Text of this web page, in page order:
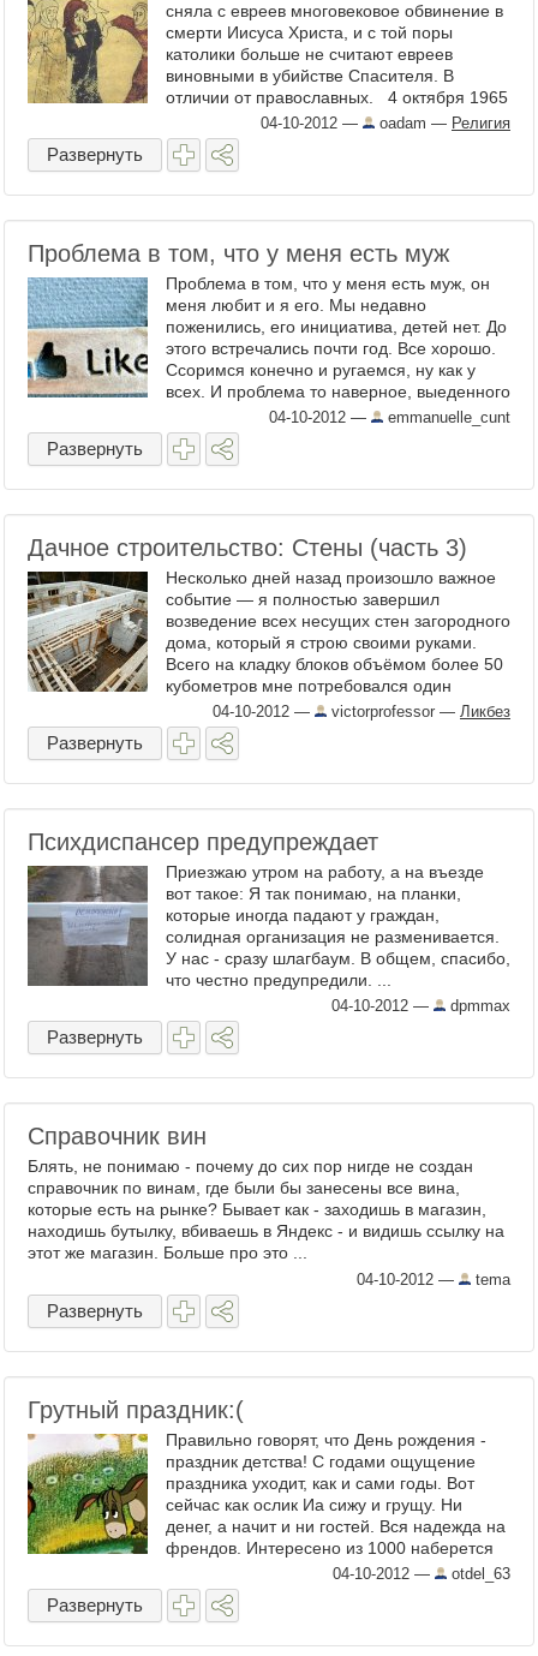
сняла с евреев многовековое обвинение в
смерти Иисуса Христа, и с той поры
католики больше не считают евреев
виновными в убийстве Спасителя. В
отличии от православных. 4 октября 1965
года, во время ...04-10-2012 — oadam — Религия
Развернуть
Проблема в том, что у меня есть муж
Проблема в том, что у меня есть муж, он
меня любит и я его. Мы недавно
поженились, его инициатива, детей нет. До
этого встречались почти год. Все хорошо.
Ссоримся конечно и ругаемся, ну как у
всех. И проблема то наверное, выеденного
яйца не стоит). ...04-10-2012 — emmanuelle_cunt
Развернуть
Дачное строительство: Стены (часть 3)
Несколько дней назад произошло важное
событие — я полностью завершил
возведение всех несущих стен загородного
дома, который я строю своими руками.
Всего на кладку блоков объёмом более 50
кубометров мне потребовался один
календарный месяц. ...
04-10-2012 — victorprofessor — Ликбез
Развернуть
Психдиспансер предупреждает
Приезжаю утром на работу, а на въезде
вот такое: Я так понимаю, на планки,
которые иногда падают у граждан,
солидная организация не разменивается.
У нас - сразу шлагбаум. В общем, спасибо,
что честно предупредили. ...
04-10-2012 — dpmmax
Развернуть
Справочник вин
Блять, не понимаю - почему до сих пор нигде не создан
справочник по винам, где были бы занесены все вина,
которые есть на рынке? Бывает как - заходишь в магазин,
находишь бутылку, вбиваешь в Яндекс - и видишь ссылку на
этот же магазин. Больше про это ...
04-10-2012 — tema
Развернуть
Грутный праздник:(
Правильно говорят, что День рождения -
праздник детства! С годами ощущение
праздника уходит, как и сами годы. Вот
сейчас как ослик Иа сижу и грущу. Ни
денег, а начит и ни гостей. Вся надежда на
френдов. Интересено из 1000 наберется
04-10-2012 — otdel_63
Развернуть